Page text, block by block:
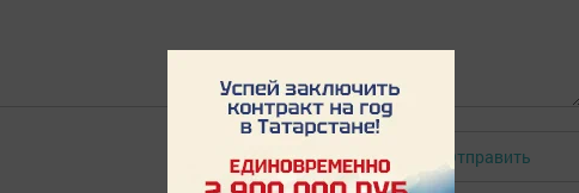
Авторизоваться Отправить